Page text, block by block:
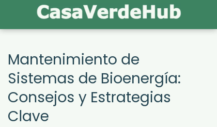
Mantenimiento de
Sistemas de Bioenergía:
Consejos y Estrategias
Clave